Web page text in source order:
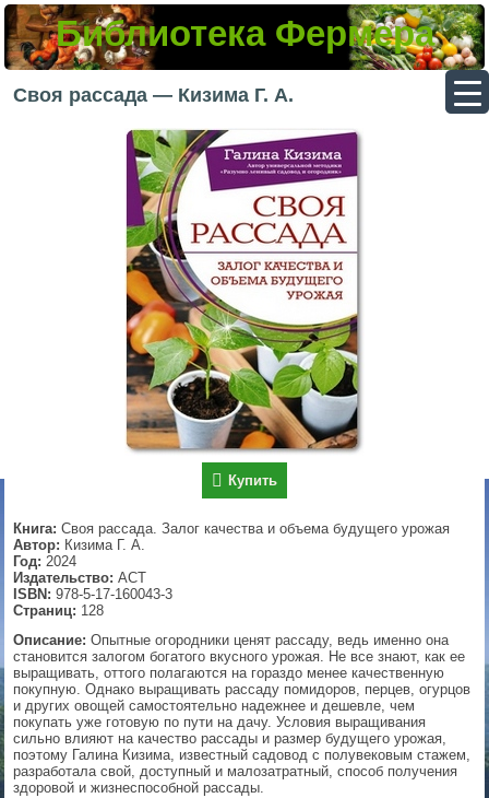
Библиотека Фермера
Своя рассада — Кизима Г. А.
Купить
Книга: Своя рассада. Залог качества и объема будущего урожая
Автор: Кизима Г. А.
Год: 2024
Издательство: АСТ
ISBN: 978-5-17-160043-3
Страниц: 128
Описание: Опытные огородники ценят рассаду, ведь именно она
становится залогом богатого вкусного урожая. Не все знают, как ее
выращивать, оттого полагаются на гораздо менее качественную
покупную. Однако выращивать рассаду помидоров, перцев, огурцов
и других овощей самостоятельно надежнее и дешевле, чем
покупать уже готовую по пути на дачу. Условия выращивания
сильно влияют на качество рассады и размер будущего урожая,
поэтому Галина Кизима, известный садовод с полувековым стажем,
разработала свой, доступный и малозатратный, способ получения
здоровой и жизнеспособной рассады.
▼
▼
▼
▼